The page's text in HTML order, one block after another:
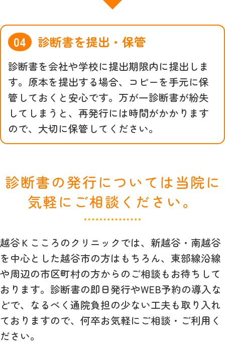
診断書を提出・保管
診断書を会社や学校に提出期限内に提出しま
す。原本を提出する場合、コピーを手元に保
管しておくと安心です。万が一診断書が紛失
してしまうと、再発行には時間がかかります
ので、大切に保管してください。
診断書の発行については当院に
気軽にご相談ください。
越谷Ｋこころのクリニックでは、新越谷・南越谷
を中心とした越谷市の方はもちろん、東部線沿線
や周辺の市区町村の方からのご相談もお待ちして
おります。診断書の即日発行やWEB予約の導入な
どで、なるべく通院負担の少ない工夫も取り入れ
ておりますので、何卒お気軽にご相談・ご利用く
ださい。